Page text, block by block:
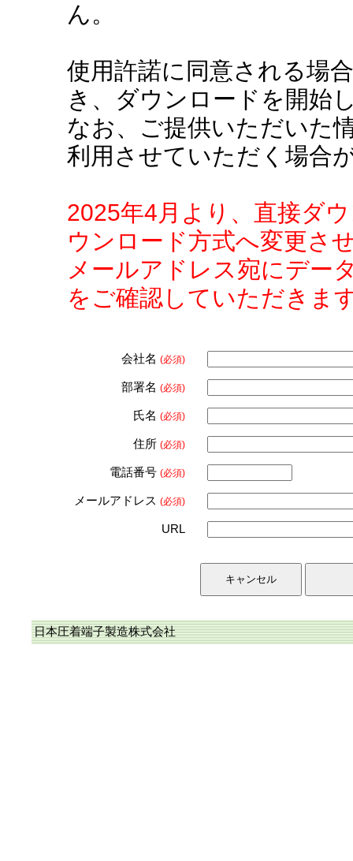
ん。
使用許諾に同意される場
き、ダウンロードを開始
なお、ご提供いただいた
利用させていただく場合
2025年4月より、直接ダ
ウンロード方式へ変更さ
メールアドレス宛にデー
をご確認していただきま
会社名 (必須)
部署名 (必須)
氏名 (必須)
住所 (必須)
電話番号 (必須)
メールアドレス (必須)
URL
日本圧着端子製造株式会社